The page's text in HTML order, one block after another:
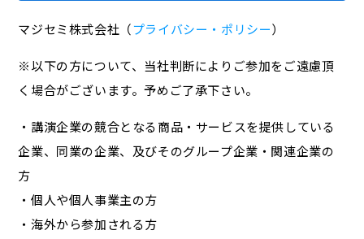
マジセミ株式会社（プライバシー・ポリシー）
※以下の方について、当社判断によりご参加をご遠慮頂
く場合がございます。予めご了承下さい。
・講演企業の競合となる商品・サービスを提供している
企業、同業の企業、及びそのグループ企業・関連企業の
方
・個人や個人事業主の方
・海外から参加される方